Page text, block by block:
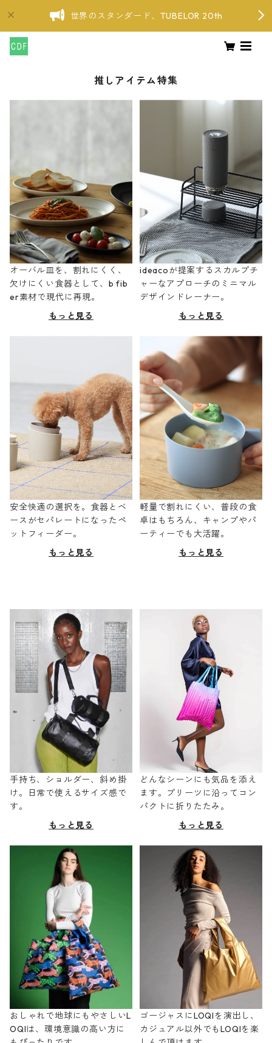
世界のスタンダード、TUBELOR 20th
推しアイテム特集
オーバル皿を、割れにくく、
欠けにくい食器として、b fib
er素材で現代に再現。
もっと見る
ideacoが提案するスカルプチ
ャーなアプローチのミニマル
デザインドレーナー。
もっと見る
安全快適の選択を。食器とベ
ースがセパレートになったペ
ットフィーダー。
もっと見る
軽量で割れにくい、普段の食
卓はもちろん、キャンプやパ
ーティーでも大活躍。
もっと見る
手持ち、ショルダー、斜め掛
け。日常で使えるサイズ感で
す。
もっと見る
どんなシーンにも気品を添え
ます。プリーツに沿ってコン
パクトに折りたたみ。
もっと見る
おしゃれで地球にもやさしいL
OQIは、環境意識の高い方に
ゴージャスにLOQIを演出し、
カジュアル以外でもLOQIを楽